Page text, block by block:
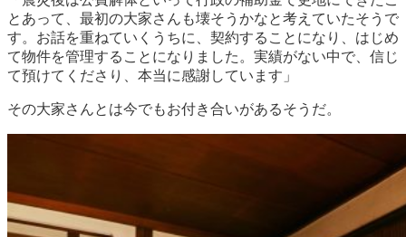
とあって、最初の大家さんも壊そうかなと考えていたそうで
す。お話を重ねていくうちに、契約することになり、はじめ
て物件を管理することになりました。実績がない中で、信じ
て預けてくださり、本当に感謝しています」
その大家さんとは今でもお付き合いがあるそうだ。